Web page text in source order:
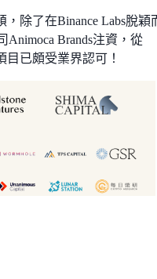
除了在Binance Labs脫穎
Animoca Brands注資，從
目已頗受業界認可！